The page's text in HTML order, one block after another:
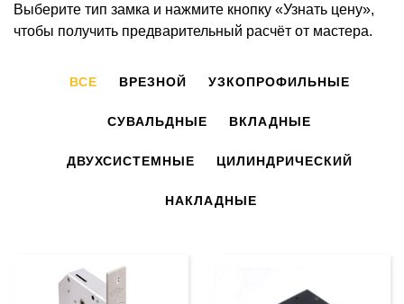
Выберите тип замка и нажмите кнопку «Узнать цену»,
чтобы получить предварительный расчёт от мастера.
ВСЕ ВРЕЗНОЙ УЗКОПРОФИЛЬНЫЕ
СУВАЛЬДНЫЕ ВКЛАДНЫЕ
ДВУХСИСТЕМНЫЕ ЦИЛИНДРИЧЕСКИЙ
НАКЛАДНЫЕ